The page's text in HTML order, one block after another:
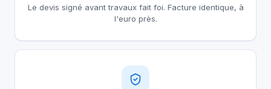
Le devis signé avant travaux fait foi. Facture identique, à
l'euro près.